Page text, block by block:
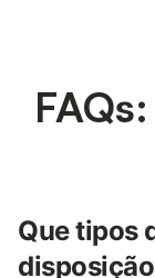
Que tipos